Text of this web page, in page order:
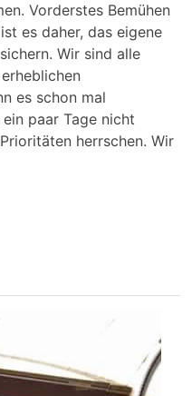
Vorderstes Bemühen
es daher, das eigene
Wir sind alle
es schon mal
paar Tage nicht
herrschen. Wir